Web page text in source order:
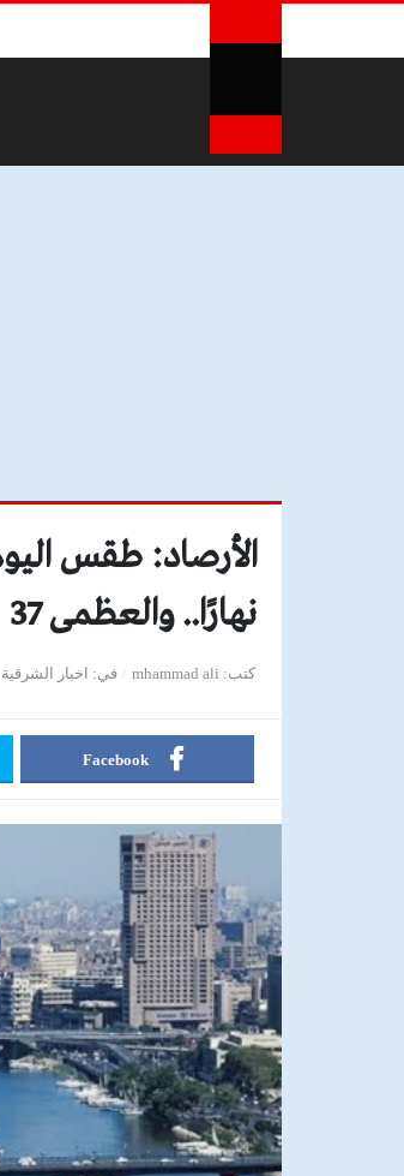
الأرصاد: طقس
نهارًا.. والعظمى 37
كتب mhammad ali في اخبار الشرقية
Facebook